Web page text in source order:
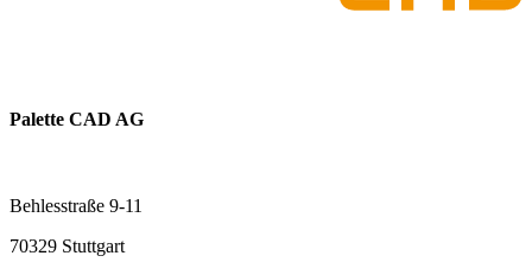
Palette CAD AG
Behlesstraße 9-11
70329 Stuttgart